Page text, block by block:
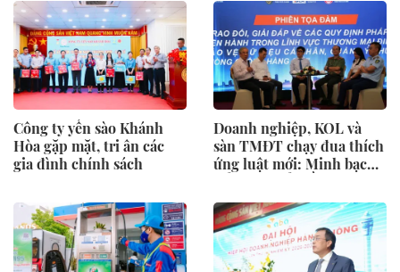
Công ty yến sào Khánh
Hòa gặp mặt, tri ân các
gia đình chính sách
Doanh nghiệp, KOL và
sàn TMĐT chạy đua thích
ứng luật mới: Minh bạch